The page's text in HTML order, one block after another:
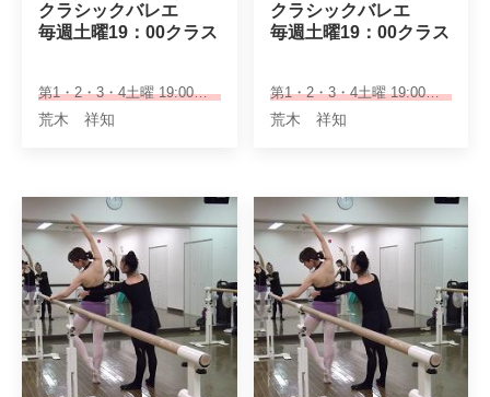
クラシックバレエ
毎週土曜19：00クラス
第1・2・3・4土曜 19:00～20:15
荒木 祥知
クラシックバレエ
毎週土曜19：00クラス
第1・2・3・4土曜 19:00～20:15
荒木 祥知